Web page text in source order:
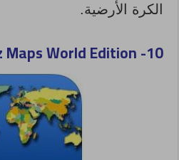
الكرة الأرضية.
10-
Maps World Edition